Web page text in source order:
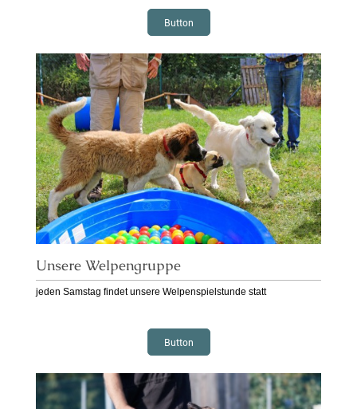
Button
Unsere Welpengruppe
jeden Samstag findet unsere Welpenspielstunde statt
Button